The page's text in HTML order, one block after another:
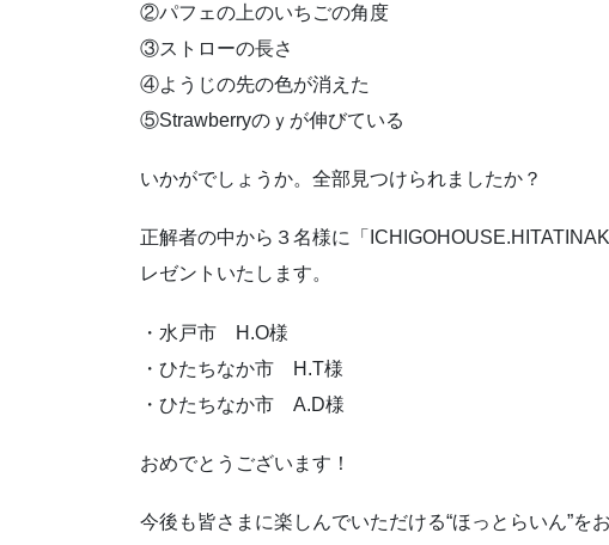
②パフェの上のいちごの角度
③ストローの長さ
④ようじの先の色が消えた
⑤Strawberryのｙが伸びている
いかがでしょうか。全部見つけられましたか？
正解者の中から３名様に「
レゼントいたします。
・水戸市 H.O様
・ひたちなか市 H.T様
・ひたちなか市 A.D様
おめでとうございます！
今後も皆さまに楽しんでいただける“ほっとらいん”を